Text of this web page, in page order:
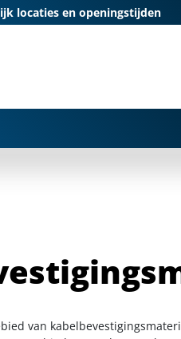
locaties en openingstijden
van